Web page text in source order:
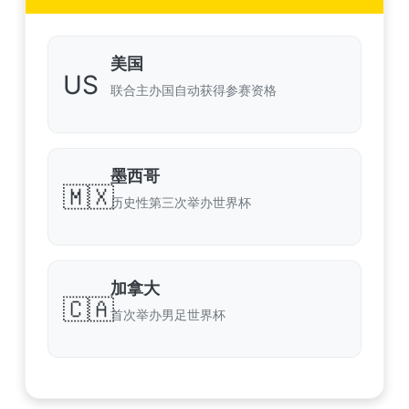
US
美国
联合主办国自动获得参赛资格
🇲🇽
墨西哥
历史性第三次举办世界杯
🇨🇦
加拿大
首次举办男足世界杯